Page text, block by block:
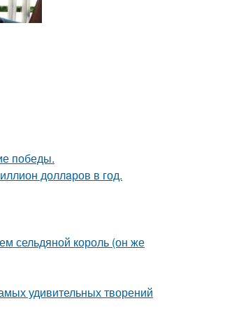
победы.
доллaров в год.
сельдяной король (он же
удивительных творений